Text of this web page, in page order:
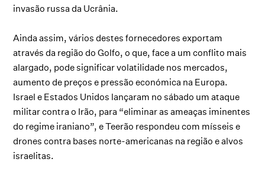
invasão russa da Ucrânia.
Ainda assim, vários destes fornecedores exportam
através da região do Golfo, o que, face a um conflito mais
alargado, pode significar volatilidade nos mercados,
aumento de preços e pressão económica na Europa.
Israel e Estados Unidos lançaram no sábado um ataque
militar contra o Irão, para “eliminar as ameaças iminentes
do regime iraniano”, e Teerão respondeu com mísseis e
drones contra bases norte-americanas na região e alvos
israelitas.